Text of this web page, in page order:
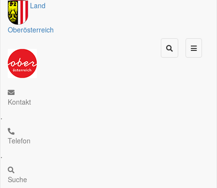
Land
Oberösterreich
Kontakt
.
Telefon
.
Suche